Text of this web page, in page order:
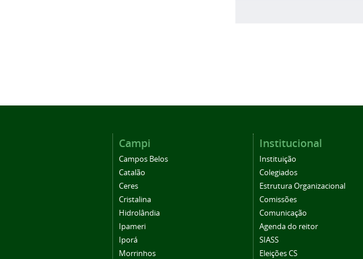
Campi
Campos Belos
Catalão
Ceres
Cristalina
Hidrolândia
Ipameri
Iporá
Morrinhos
Institucional
Instituição
Colegiados
Estrutura Organizacional
Comissões
Comunicação
Agenda do reitor
SIASS
Eleições CS